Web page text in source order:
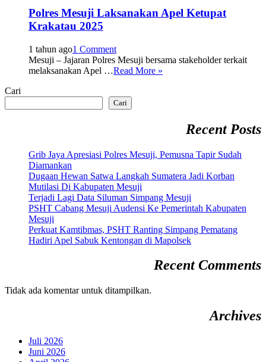
Polres Mesuji Laksanakan Apel Ketupat
Krakatau 2025
1 tahun ago1 Comment
Mesuji – Jajaran Polres Mesuji bersama stakeholder terkait
melaksanakan Apel …Read More »
Cari
Cari
Recent Posts
Grib Jaya Apresiasi Polres Mesuji, Pemusna Tapir Sudah
Diamankan
Dugaan Hewan Satwa Langkah Sumatera Jadi Korban
Mutilasi Di Kabupaten Mesuji
Terjadi Lagi Data Siluman Simpang Mesuji
PSHT Cabang Mesuji Audensi Ke Pemerintah Kabupaten
Mesuji
Perkuat Kamtibmas, PSHT Ranting Simpang Pematang
Hadiri Apel Sabuk Kentongan di Mapolsek
Recent Comments
Tidak ada komentar untuk ditampilkan.
Archives
Juli 2026
Juni 2026